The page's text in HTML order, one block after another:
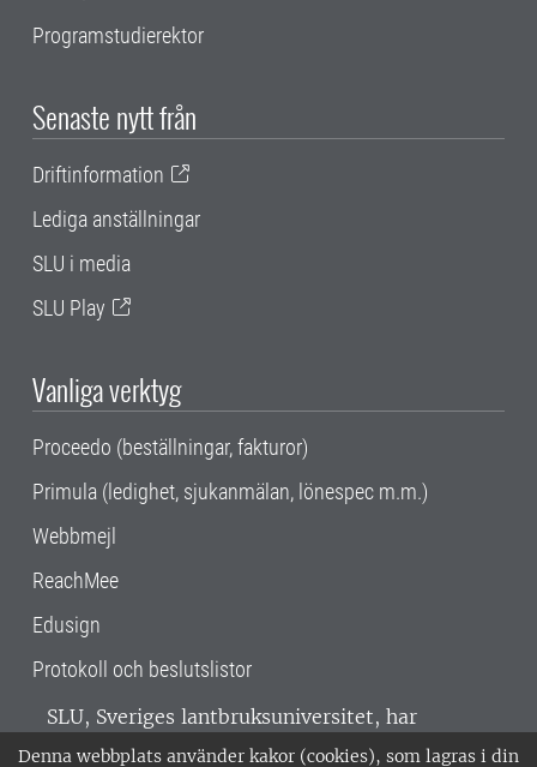
Denna webbplats använder kakor (cookies), som lagras i din
Programstudierektor
Senaste nytt från
Driftinformation
Lediga anställningar
SLU i media
SLU Play
Vanliga verktyg
Proceedo (beställningar, fakturor)
Primula (ledighet, sjukanmälan, lönespec m.m.)
Webbmejl
ReachMee
Edusign
Protokoll och beslutslistor
SLU, Sveriges lantbruksuniversitet, har
verksamhet över hela Sverige. Huvudorter är